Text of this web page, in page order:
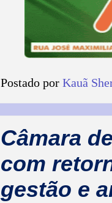
Postado por Kauã
Câmara
com
gestão e